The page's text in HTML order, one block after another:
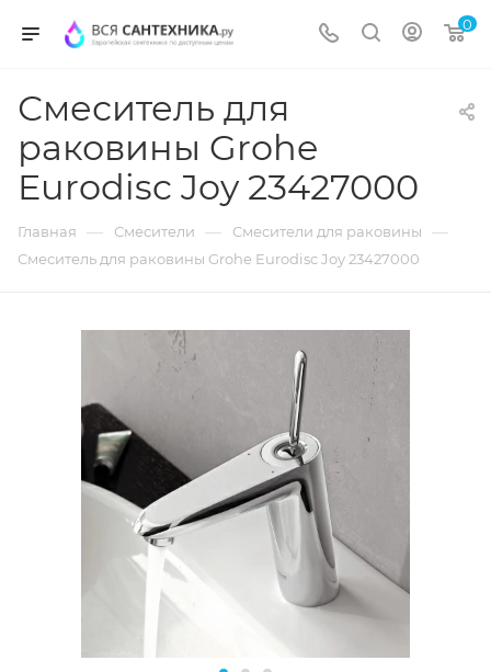
0
Смеситель для
раковины Grohe
Eurodisc Joy 23427000
Главная — Смесители — Смесители для раковины —
Смеситель для раковины Grohe Eurodisc Joy 23427000